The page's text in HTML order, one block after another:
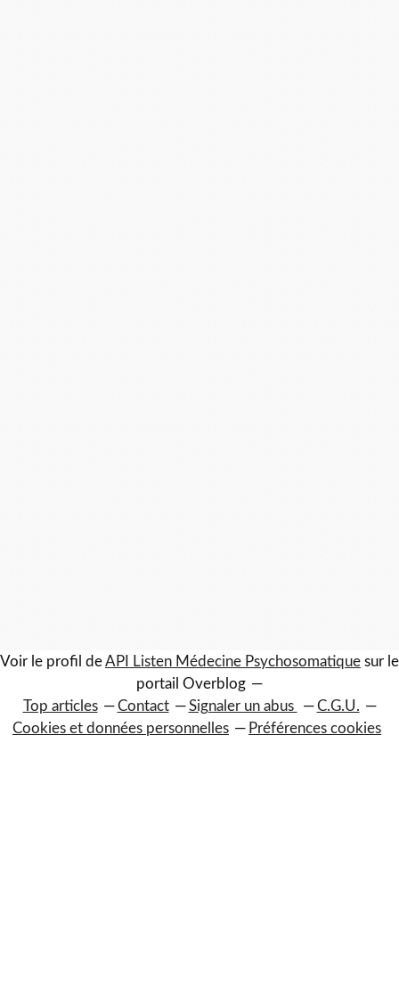
Voir le profil deAPI Listen Médecine Psychosomatique sur le
portail Overblog
Top articles
Contact Signaler un abus
C.G.U.
Cookies et données personnelles
Préférences cookies